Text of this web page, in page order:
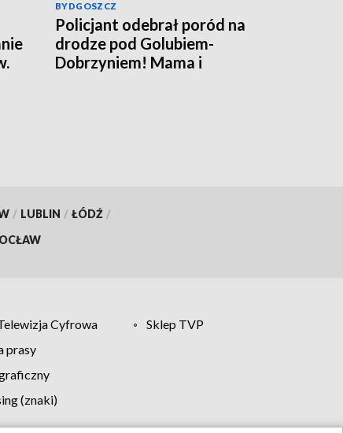
BYDGOSZCZ
Policjant odebrał poród na
drodze pod Golubiem-
Dobrzyniem! Mama i
/ LUBLIN / ŁÓDŹ /
Cyfrowa
Sklep TVP
prasy
(znaki)